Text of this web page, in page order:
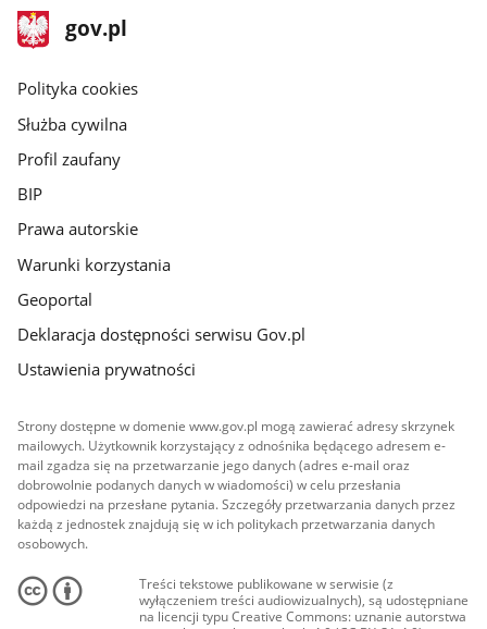
stopka
gov.pl
Strona
gov.pl
gov.pl
Polityka cookies
Służba cywilna
Profil zaufany
BIP
Prawa autorskie
Warunki korzystania
Geoportal
Deklaracja dostępności serwisu Gov.pl
Ustawienia prywatności
Strony dostępne w domenie www.gov.pl mogą zawierać adresy skrzynek
mailowych. Użytkownik korzystający z odnośnika będącego adresem e-
mail zgadza się na przetwarzanie jego danych (adres e-mail oraz
dobrowolnie podanych danych w wiadomości) w celu przesłania
odpowiedzi na przesłane pytania. Szczegóły przetwarzania danych przez
każdą z jednostek znajdują się w ich politykach przetwarzania danych
osobowych.
Treści tekstowe publikowane w serwisie (z
wyłączeniem treści audiowizualnych), są udostępniane
na licencji typu Creative Commons: uznanie autorstwa